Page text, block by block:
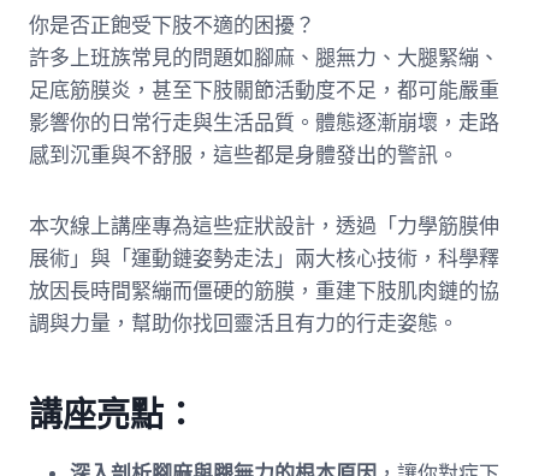
你是否正飽受下肢不適的困擾？
許多上班族常見的問題如腳麻、腿無力、大腿緊繃、
足底筋膜炎，甚至下肢關節活動度不足，都可能嚴重
影響你的日常行走與生活品質。體態逐漸崩壞，走路
感到沉重與不舒服，這些都是身體發出的警訊。
本次線上講座專為這些症狀設計，透過「力學筋膜伸
展術」與「運動鏈姿勢走法」兩大核心技術，科學釋
放因長時間緊繃而僵硬的筋膜，重建下肢肌肉鏈的協
調與力量，幫助你找回靈活且有力的行走姿態。
講座亮點：